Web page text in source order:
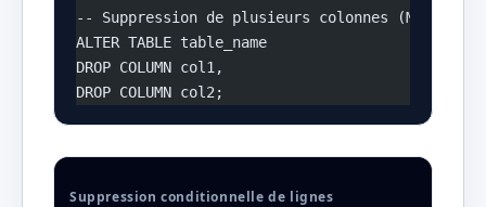
-- Suppression de plusieurs colonnes (MySQL)
ALTER TABLE table_name
DROP COLUMN col1,
DROP COLUMN col2;
Suppression conditionnelle de lignes